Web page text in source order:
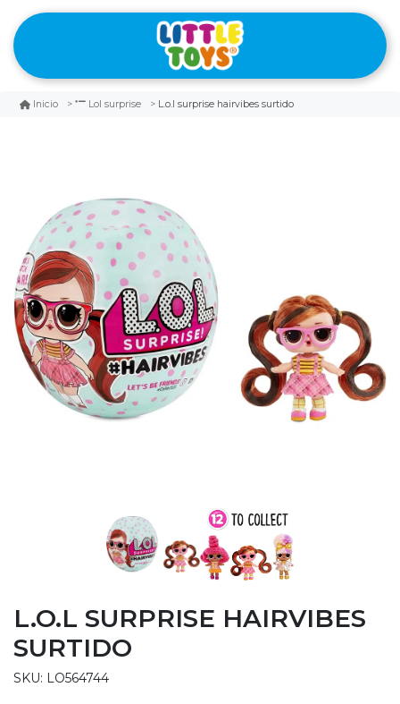
Inicio Lol surprise L.o.l surprise hairvibes surtido
L.O.L SURPRISE HAIRVIBES
SURTIDO
SKU: LO564744